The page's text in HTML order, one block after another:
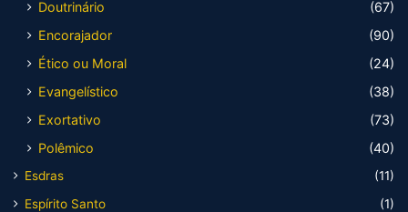
Doutrinário
(67)
Encorajador
(90)
Ético ou Moral
(24)
Evangelístico
(38)
Exortativo
(73)
Polêmico
(40)
Esdras
(11)
Espírito Santo
(1)